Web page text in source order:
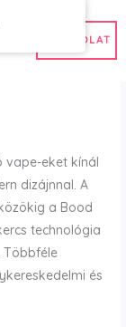
KAPCSOLAT
eket kínál
dizájnnal. A
a Bood
technológia
Többféle
és